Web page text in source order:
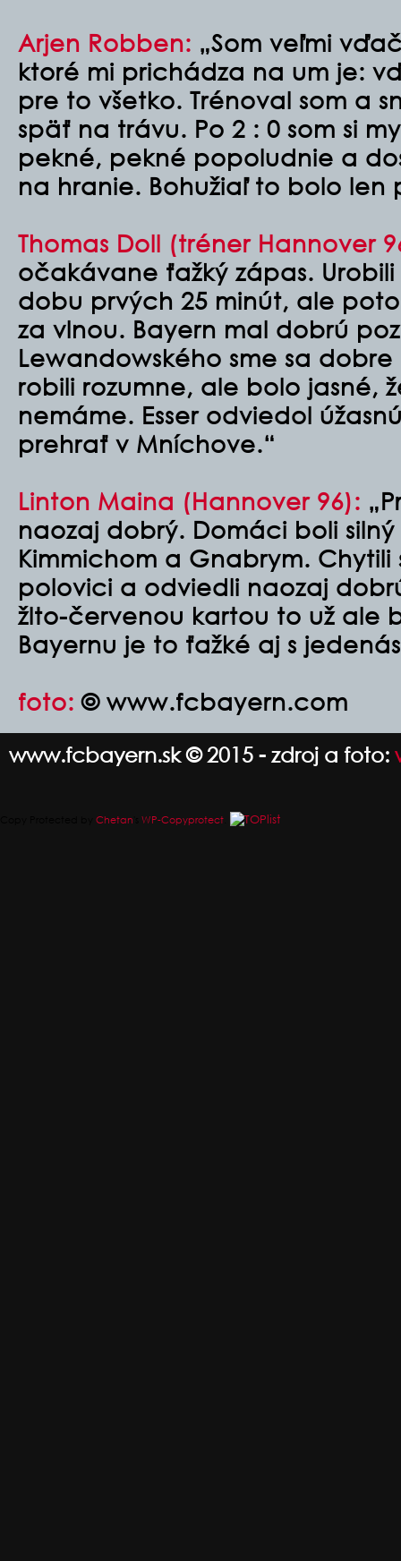
Arjen Robben: „Som veľmi
ktoré mi prichádza na um je:
pre to všetko. Trénoval som a
späť na trávu. Po 2 : 0 som si
pekné, pekné popoludnie a
na hranie. Bohužiaľ to bolo len
Thomas Doll (tréner Hannover
očakávane ťažký zápas.
dobu prvých 25 minút, ale
za vlnou. Bayern mal dobrú
Lewandowského sme sa
robili rozumne, ale bolo jasné,
nemáme. Esser odviedol
prehrať v Mníchove.“
Linton Maina (Hannover 96):
naozaj dobrý. Domáci boli
Kimmichom a Gnabrym. Chytili
polovici a odviedli naozaj
žlto-červenou kartou to už ale
Bayernu je to ťažké aj s
foto:© www.fcbayern.com
www.fcbayern.sk © 2015 - zdroj a foto:
Chetan WP-Copyprotect